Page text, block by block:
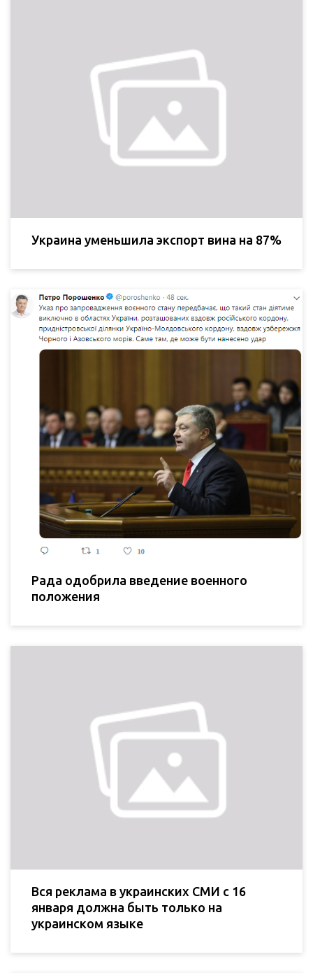
Украина уменьшила экспорт вина на 87%
Рада одобрила введение военного
положения
Вся реклама в украинских СМИ с 16
января должна быть только на
украинском языке